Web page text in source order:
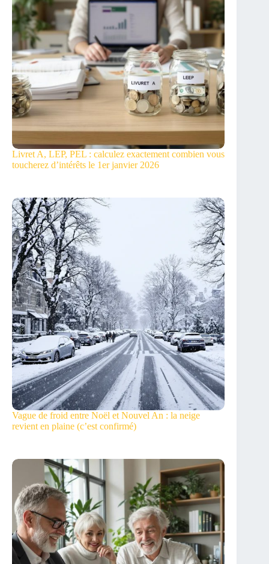
Livret A, LEP, PEL : calculez exactement combien vous
toucherez d’intérêts le 1er janvier 2026
Vague de froid entre Noël et Nouvel An : la neige
revient en plaine (c’est confirmé)